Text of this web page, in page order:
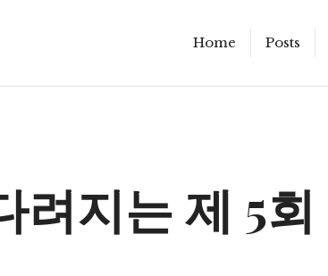
Home Posts
려지는 제 5회